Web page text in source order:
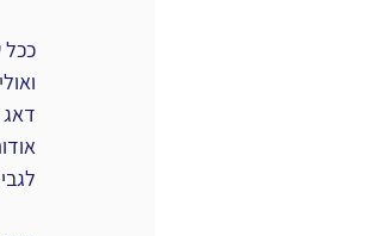
ככל
דאג